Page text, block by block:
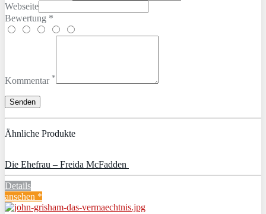
Webseite
Bewertung *
Kommentar *
Ähnliche Produkte
Die Ehefrau – Freida McFadden
Details
ansehen *